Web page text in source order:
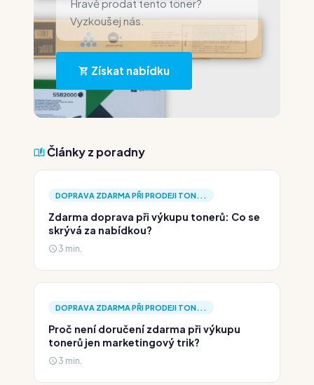
Hravě prodat tento toner?
Vyzkoušej nás.
Získat nabídku
Články z poradny
DOPRAVA ZDARMA PŘI PRODEJI TON...
Zdarma doprava při výkupu tonerů: Co se
skrývá za nabídkou?
3 min.
DOPRAVA ZDARMA PŘI PRODEJI TON...
Proč není doručení zdarma při výkupu
tonerů jen marketingový trik?
3 min.